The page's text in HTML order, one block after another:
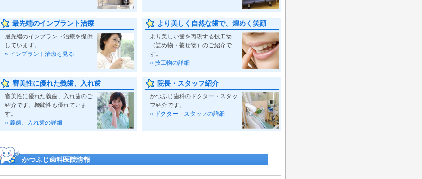
最先端のインプラント治療
最先端のインプラント治療を提供
しています。
» インプラント治療を見る
より美しく自然な歯で、煌めく笑顔
より美しい歯を再現する技工物
（詰め物・被せ物）のご紹介で
す。
» 技工物の詳細
審美性に優れた義歯、入れ歯
審美性に優れた義歯、入れ歯のご
紹介です。機能性も優れていま
す。
» 義歯、入れ歯の詳細
院長・スタッフ紹介
かつふじ歯科のドクター・スタッ
フ紹介です。
» ドクター・スタッフの詳細
かつふじ歯科医院情報